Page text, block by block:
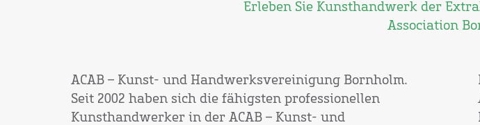
Erleben Sie Kunsthandwerk der
Association
ACAB – Kunst- und Handwerksvereinigung Bornholm.
Seit 2002 haben sich die fähigsten professionellen
Kunsthandwerker in der ACAB – Kunst- und